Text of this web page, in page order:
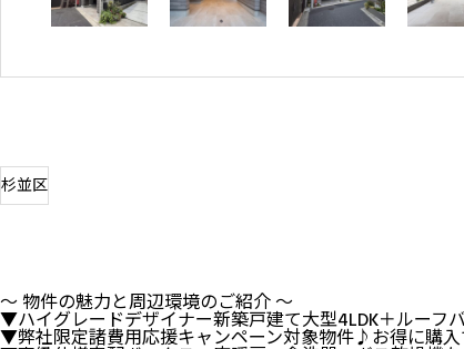
杉並区
～ 物件の魅力と周辺環境のご紹介 ～
▼ハイグレードデザイナー新築戸建て大型4LDK＋ルーフ
▼弊社限定諸費用応援キャンペーン対象物件♪お得に購入